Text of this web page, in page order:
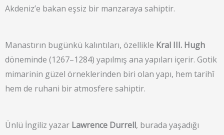
Akdeniz’e bakan eşsiz bir manzaraya sahiptir.
Manastırın bugünkü kalıntıları, özellikle Kral III. Hugh
döneminde (1267–1284) yapılmış ana yapıları içerir. Gotik
mimarinin güzel örneklerinden biri olan yapı, hem tarihî
hem de ruhani bir atmosfere sahiptir.
Ünlü İngiliz yazar Lawrence Durrell, burada yaşadığı